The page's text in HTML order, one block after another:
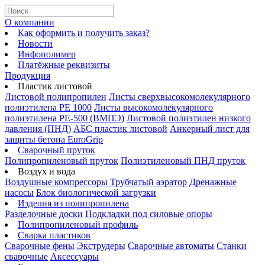
О компании
Как оформить и получить заказ?
Новости
Инфополимер
Платёжные реквизиты
Продукция
Пластик листовой
Листовой полипропилен Листы сверхвысокомолекулярного
полиэтилена PE 1000 Листы высокомолекулярного
полиэтилена РЕ-500 (ВМПЭ) Листовой полиэтилен низкого
давления (ПНД) АБС пластик листовой Анкерный лист для
защиты бетона EuroGrip
Сварочный пруток
Полипропиленовый пруток Полиэтиленовый ПНД пруток
Воздух и вода
Воздушные компрессоры Трубчатый аэратор Дренажные
насосы Блок биологической загрузки
Изделия из полипропилена
Разделочные доски Подкладки под силовые опоры
Полипропиленовый профиль
Сварка пластиков
Сварочные фены Экструдеры Сварочные автоматы Станки
сварочные Аксессуары